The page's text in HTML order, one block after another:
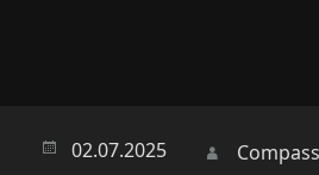
02.07.2025 Автор